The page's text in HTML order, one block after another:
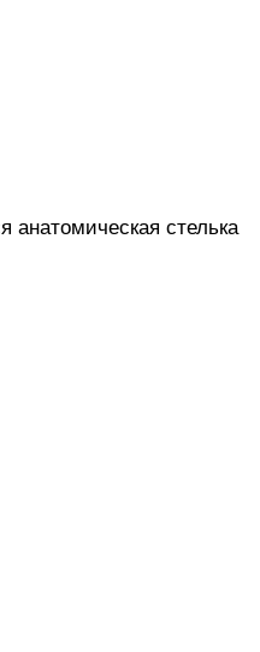
анатомическая стелька